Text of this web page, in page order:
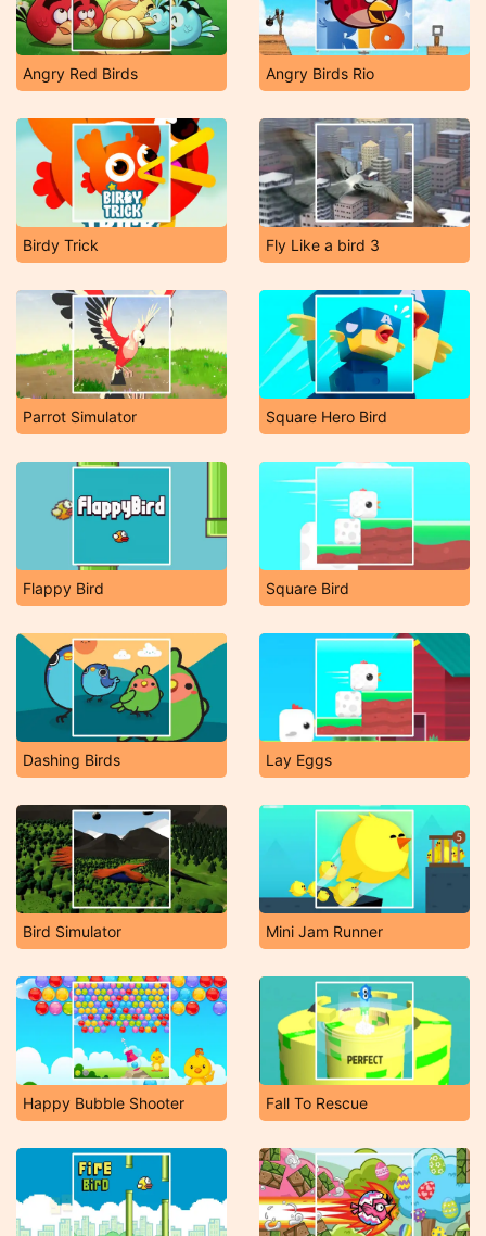
Angry Red Birds Angry Birds Rio
Birdy Trick Fly Like a bird 3
Parrot Simulator Square Hero Bird
Flappy Bird Square Bird
Dashing Birds Lay Eggs
Bird Simulator Mini Jam Runner
Happy Bubble Shooter Fall To Rescue